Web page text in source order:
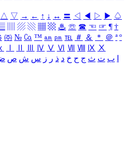
△ ▽ → ← ↑ ↓ ↔ 〓 ◁ ◀ ▷ ▶ ♤
▨ ▧ ▦ ▩ ♨ ☏ ☎ ☜ ☞ ¶ †
㈜ № ㏇ ™ ㏂ ㏘ ℡ ＃ ＆ ＊ ＠ ª º
Ⅳ Ⅴ Ⅵ Ⅶ Ⅷ Ⅸ Ⅹ
ب ت ث ج ح خ د ذ ر ز س ش ص